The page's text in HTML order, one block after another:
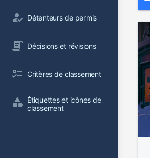
Détenteurs de permis
Décisions et révisions
Critères de classement
Étiquettes et icônes de
classement